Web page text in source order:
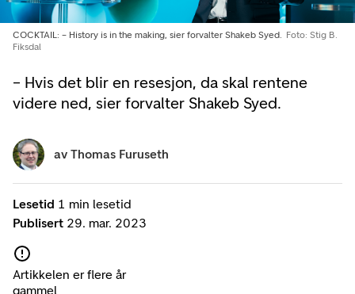
– Hvis det blir en resesjon, da skal rentene
videre ned, sier forvalter Shakeb Syed.
COCKTAIL: – History is in the making, sier forvalter Shakeb Syed.
Foto: Stig B.
Fiksdal
Lesetid 1 min lesetid
Publisert 29. mar. 2023
Artikkelen er flere år
gammel
av Thomas Furuseth